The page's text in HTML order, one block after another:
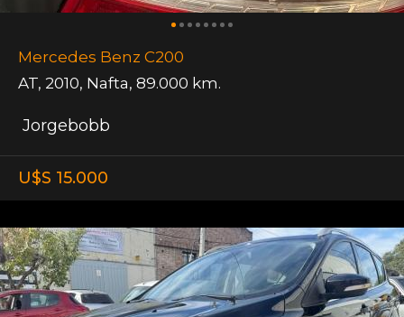
Mercedes Benz C200
AT, 2010, Nafta, 89.000 km.
Jorgebobb
U$S 15.000